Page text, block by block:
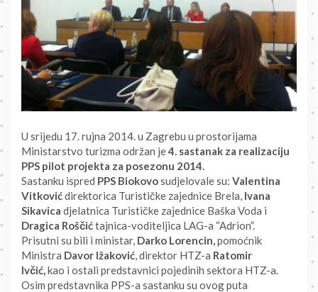
U srijedu 17. rujna 2014. u Zagrebu u prostorijama
Ministarstvo turizma održan je4. sastanak za realizaciju
PPS pilot projekta za posezonu 2014.
Sastanku ispred PPS Biokovosudjelovale su: Valentina
Vitkovićdirektorica Turističke zajednice Brela, Ivana
Sikavica djelatnica Turističke zajednice Baška Voda i
Dragica Roščićtajnica-voditeljica LAG-a “Adrion”.
Prisutni su bili i ministar, Darko Lorencin,pomoćnik
Ministra Davor Ižaković, direktor HTZ-a Ratomir
Ivčić,kao i ostali predstavnici pojedinih sektora HTZ-a.
Osim predstavnika PPS-a sastanku su ovog puta